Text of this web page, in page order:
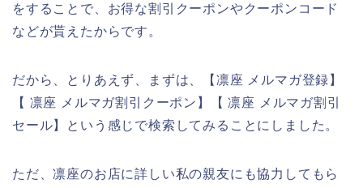
をすることで、お得な割引クーポンやクーポンコード
などが貰えたからです。
だから、とりあえず、まずは、【凛座 メルマガ登録】
【 凛座 メルマガ割引クーポン】【 凛座 メルマガ割引
セール】という感じで検索してみることにしました。
ただ、凛座のお店に詳しい私の親友にも協力してもら